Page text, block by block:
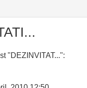
"DEZINVITAT...":